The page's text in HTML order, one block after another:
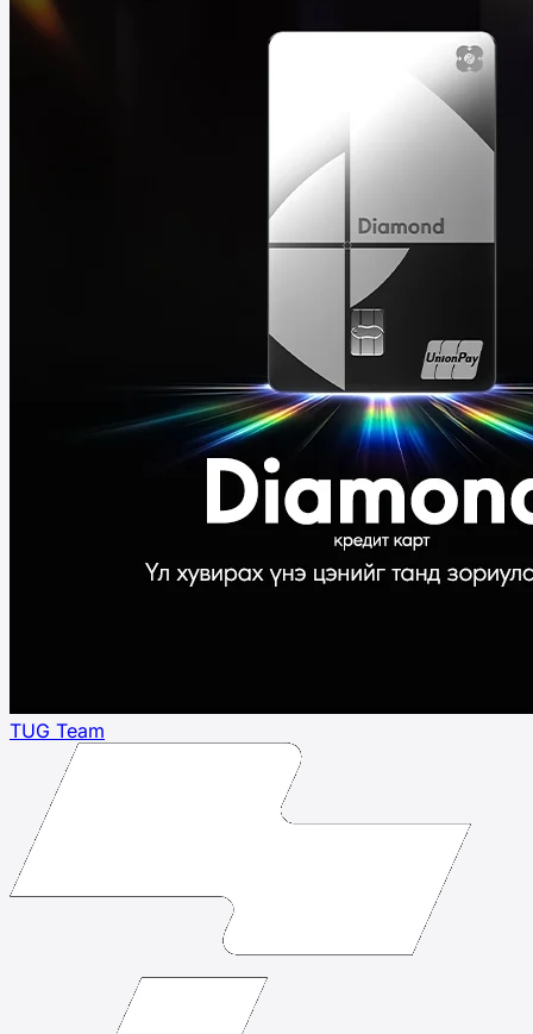
TUG Team